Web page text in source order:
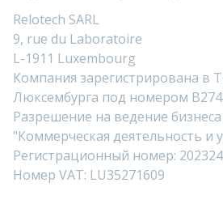
Relotech SARL
9, rue du Laboratoire
L-1911 Luxembourg
Компания зарегистрирована в
Люксембурга под номером
Разрешение на ведение
"Коммерческая деятельность и
Регистрационный номер:
Номер VAT: LU35271609